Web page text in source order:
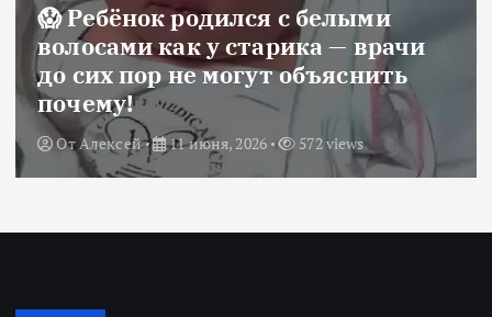
😱 Ребёнок родился с белыми
волосами как у старика — врачи
до сих пор не могут объяснить
почему!
ОтАлексей 11 июня, 2026 572 views